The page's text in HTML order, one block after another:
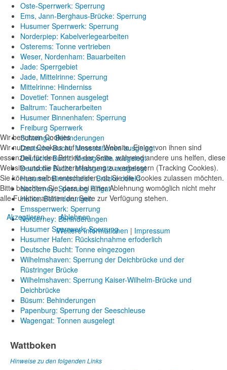
Oste-Sperrwerk: Sperrung
Ems, Jann-Berghaus-Brücke: Sperrung
Husumer Sperrwerk: Sperrung
Norderpiep: Kabelverlegearbeiten
Osterems: Tonne vertrieben
Weser, Nordenham: Bauarbeiten
Jade: Sperrgebiet
Jade, Mittelrinne: Sperrung
Mittelrinne: Hinderniss
Dovetief: Tonnen ausgelegt
Baltrum: Taucherarbeiten
Husumer Binnenhafen: Sperrung
Freiburg Sperrwerk
Schwinge: Behinderungen
Deutsche Bucht: Messstationen ausgelegt
Deutsche Bucht: Messgeräte ausgelegt
Deutsche Bucht: Messgeräte ausgelegt
Husumer Binnenhafen: Brücke defekt
Norderney: Sperrung Riffgat
Hunte: Behinderungen
Emssperrwerk: Sperrung
Norderney: Behinderungen
Husumer Sperrwerk: Sperrung
Husumer Hafen: Rücksichnahme erfoderlich
Deutsche Bucht: Tonne eingezogen
Wilhelmshaven: Sperrung der Deichbrücke und der
Rüstringer Brücke
Wilhelmshaven: Sperrung Kaiser-Wilhelm-Brücke und
Deichbrücke
Büsum: Behinderungen
Papenburg: Sperrung der Seeschleuse
Wagengat: Tonnen ausgelegt
Wattboken
Hinweise zu den folgenden Links
Wir benutzen Cookies
Wir nutzen Cookies auf unserer Website. Einige von ihnen sind
essenziell für den Betrieb der Seite, während andere uns helfen, diese
Website und die Nutzererfahrung zu verbessern (Tracking Cookies).
Sie können selbst entscheiden, ob Sie die Cookies zulassen möchten.
Bitte beachten Sie, dass bei einer Ablehnung womöglich nicht mehr
alle Funktionalitäten der Seite zur Verfügung stehen.
Akzeptieren
Ablehnen
Weitere Informationen | Impressum